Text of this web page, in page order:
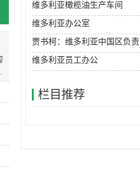
维多利亚橄榄油生产车间
维多利亚办公室
贾书柯：维多利亚中国区负
维多利亚员工办公
栏目推荐